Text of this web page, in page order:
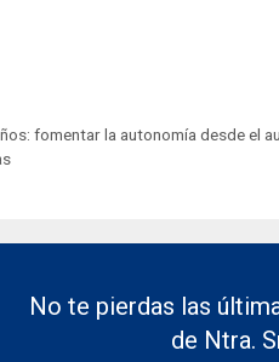
fomentar la autonomía desde el
No te pierdas las
de Ntra.